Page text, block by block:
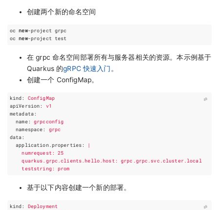
创建两个新的命名空间
oc new-project grpc
oc new
在 grpc 命名空间部署所有与服务器相关的资源。本示例基于
Quarkus 的gRPC 快速入门 。
创建一个 ConfigMap。
kind :
ConfigMap
apiVersion:
v1
metadata:
name:
grpcconfig
namespace:
grpc
data:
application.properties:
|
    quarkus.grpc.clients.hello.host: grpc.grpc.svc.cluster.local
    teststring: prom
基于以下内容创建一个新的部署。
kind:
Deployment